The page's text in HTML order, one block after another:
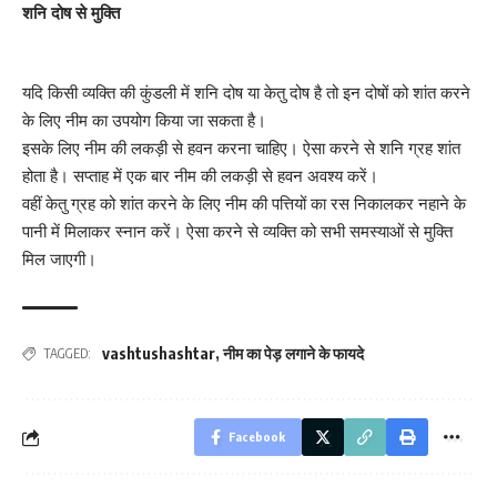
शनि दोष से मुक्ति
यदि किसी व्यक्ति की कुंडली में शनि दोष या केतु दोष है तो इन दोषों को शांत करने
के लिए नीम का उपयोग किया जा सकता है।
इसके लिए नीम की लकड़ी से हवन करना चाहिए। ऐसा करने से शनि ग्रह शांत
होता है। सप्ताह में एक बार नीम की लकड़ी से हवन अवश्य करें।
वहीं केतु ग्रह को शांत करने के लिए नीम की पत्तियों का रस निकालकर नहाने के
पानी में मिलाकर स्नान करें। ऐसा करने से व्यक्ति को सभी समस्याओं से मुक्ति
मिल जाएगी।
TAGGED: vashtushashtar,नीम का पेड़ लगाने के फायदे
Facebook